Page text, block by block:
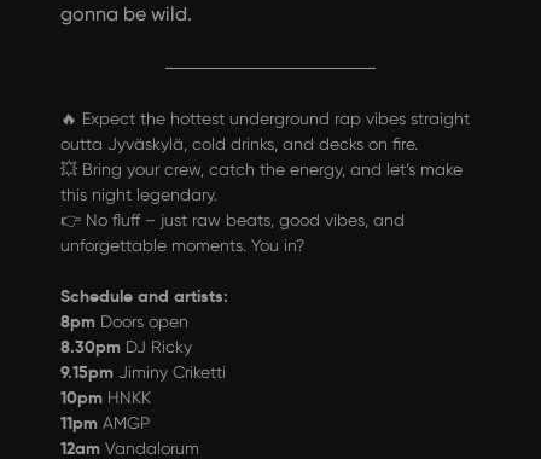
gonna be wild.
🔥 Expect the hottest underground rap vibes straight
outta Jyväskylä, cold drinks, and decks on fire.
💥 Bring your crew, catch the energy, and let’s make
this night legendary.
👉 No fluff – just raw beats, good vibes, and
unforgettable moments. You in?
Schedule and artists:
8pmDoors open
8.30pmDJ Ricky
9.15pmJiminy Criketti
10pmHNKK
11pmAMGP
12amVandalorum